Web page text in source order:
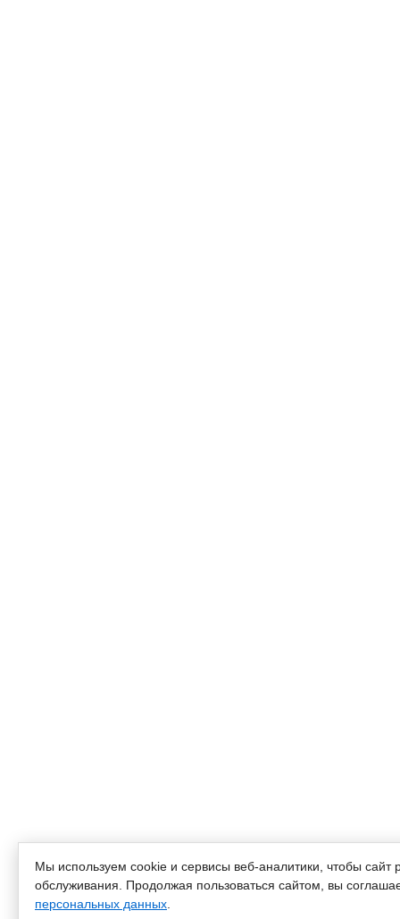
Мы используем cookie и сервисы веб-аналитики, чтобы сайт
обслуживания. Продолжая пользоваться сайтом, вы
персональных данных